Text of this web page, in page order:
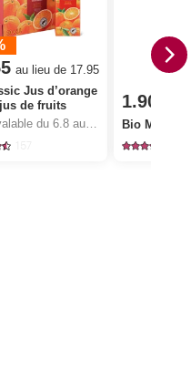
au lieu de 17.95
Jus d’orange
de fruits
Offre valable du 6.8 au 12.8.2026, jusqu’à épuisement du stock.
1.90
Bio Menthe